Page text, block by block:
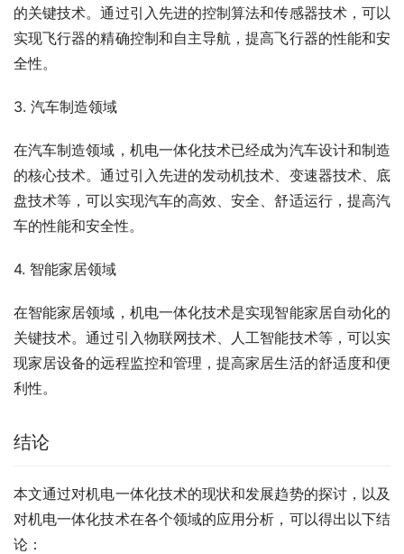
的关键技术。通过引入先进的控制算法和传感器技术，可以
实现飞行器的精确控制和自主导航，提高飞行器的性能和安
全性。
3. 汽车制造领域
在汽车制造领域，机电一体化技术已经成为汽车设计和制造
的核心技术。通过引入先进的发动机技术、变速器技术、底
盘技术等，可以实现汽车的高效、安全、舒适运行，提高汽
车的性能和安全性。
4. 智能家居领域
在智能家居领域，机电一体化技术是实现智能家居自动化的
关键技术。通过引入物联网技术、人工智能技术等，可以实
现家居设备的远程监控和管理，提高家居生活的舒适度和便
利性。
结论
本文通过对机电一体化技术的现状和发展趋势的探讨，以及
对机电一体化技术在各个领域的应用分析，可以得出以下结
论：